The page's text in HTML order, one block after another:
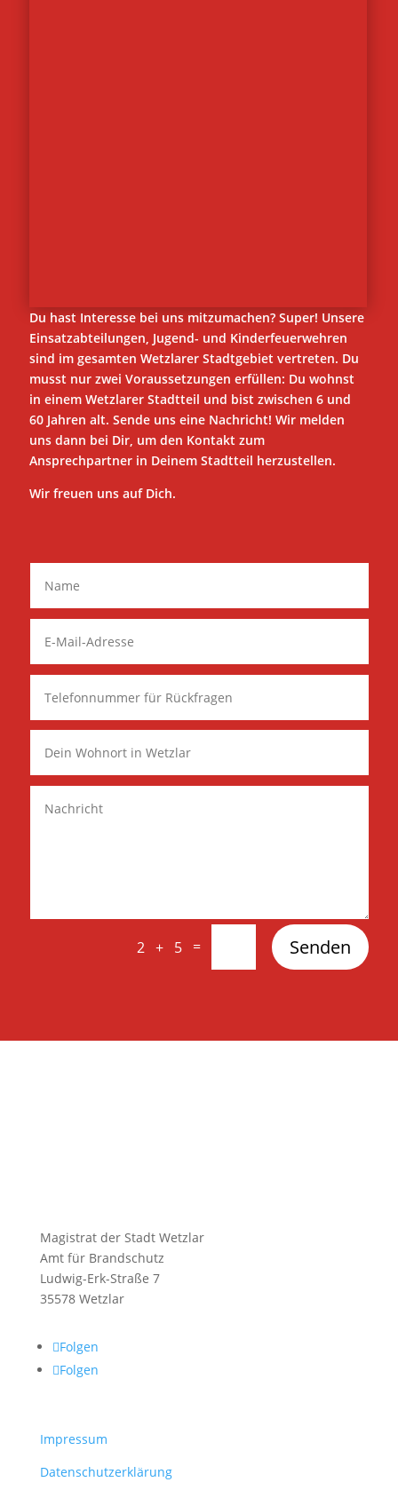
Du hast Interesse bei uns mitzumachen? Super! Unsere
Einsatzabteilungen, Jugend- und Kinderfeuerwehren
sind im gesamten Wetzlarer Stadtgebiet vertreten. Du
musst nur zwei Voraussetzungen erfüllen: Du wohnst
in einem Wetzlarer Stadtteil und bist zwischen 6 und
60 Jahren alt. Sende uns eine Nachricht! Wir melden
uns dann bei Dir, um den Kontakt zum
Ansprechpartner in Deinem Stadtteil herzustellen.
Wir freuen uns auf Dich.
2 + 5 = Senden
Magistrat der Stadt Wetzlar
Amt für Brandschutz
Ludwig-Erk-Straße 7
35578 Wetzlar
Folgen
Folgen
Impressum
Datenschutzerklärung